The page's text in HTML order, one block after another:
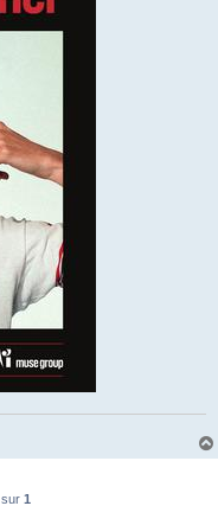
sur 1